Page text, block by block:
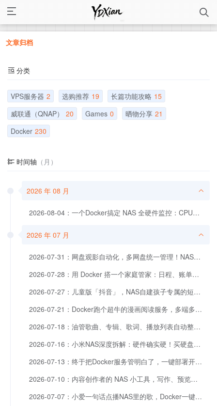
文章归档
分类
VPS服务器 2 选购推荐 19 长篇功能攻略 15
威联通（QNAP）
20 Games 0 晒物分享 21
Docker 230
时间轴 （月）
2026 年 08 月
2026-08-04：一个Docker搞定 NAS 全硬件监控：CPU、硬盘、显卡专业监控大屏～
2026 年 07 月
2026-07-31：网盘观影自动化，多网盘统一管理！NAS部署LitePan，联动Emby打造私人影音库
2026-07-28：用 Docker 搭一个家庭管家：日程、账单、任务全都能管，Yuvomi使用与搭建
2026-07-27：儿童版「抖音」，NAS自建孩子专属的短视频平台，保驾护航。
2026-07-21：Docker跑个超牛的漫画阅读服务，多端多平台支持看个爽！
2026-07-18：油管歌曲、专辑、歌词、播放列表自动整理入库！一键部署NAS音乐神器Yubal
2026-07-16：小米NAS深度拆解：硬件确实硬！买硬盘送NAS？真的只适合生态用户？
2026-07-13：终于把Docker服务管明白了，一键部署开源仪表盘Labby集中管理
2026-07-10：内容创作者的 NAS 小工具，写作、预览、排版、分发一站完成～
2026-07-07：小爱一句话点播NAS里的歌，Docker一键部署Songloft